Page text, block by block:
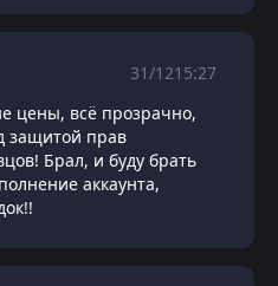
31/1215:27
цены, всё прозрачно,
защитой прав
Брал, и буду брать
аккаунта,